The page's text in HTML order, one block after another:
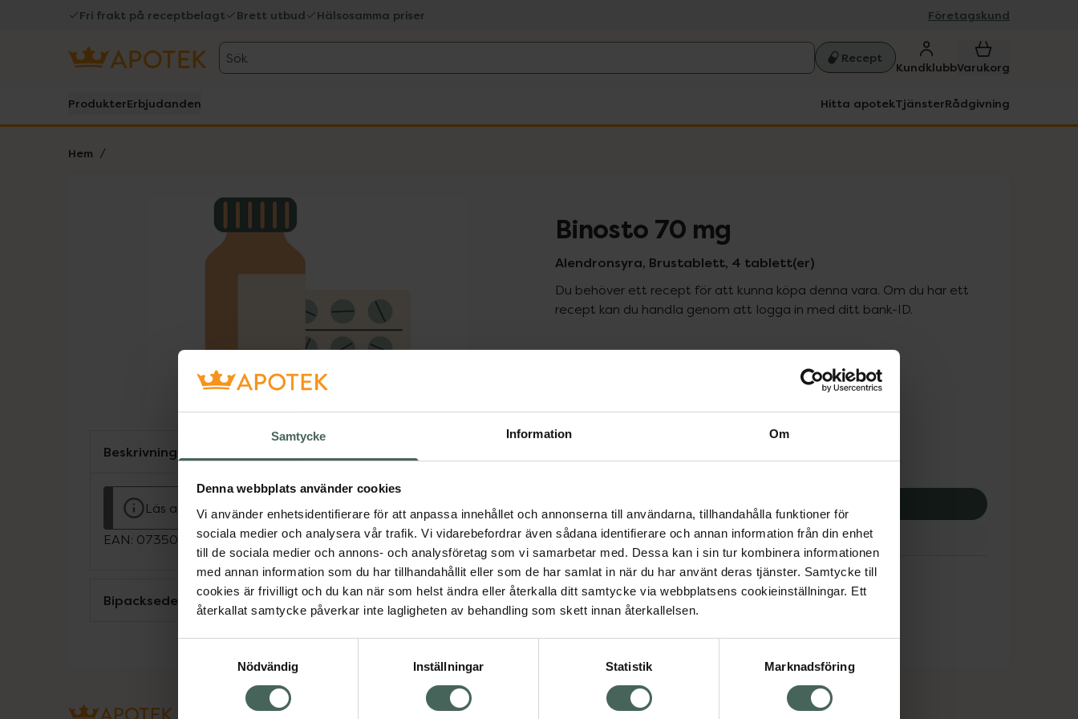
Samtycke Information Om
Denna webbplats använder cookies
Vi använder enhetsidentifierare för att anpassa innehållet och annonserna till användarna, tillhandahålla funktioner för
sociala medier och analysera vår trafik. Vi vidarebefordrar även sådana identifierare och annan information från din enhet
till de sociala medier och annons- och analysföretag som vi samarbetar med. Dessa kan i sin tur kombinera informationen
med annan information som du har tillhandahållit eller som de har samlat in när du har använt deras tjänster. Samtycke till
cookies är frivilligt och du kan när som helst ändra eller återkalla ditt samtycke via webbplatsens cookieinställningar. Ett
återkallat samtycke påverkar inte lagligheten av behandling som skett innan återkallelsen.
Nödvändig
Inställningar Statistik Marknadsföring
Fri frakt på receptbelagt Brett utbud Hälsosamma priser Företagskund
Sök Recept
KundklubbVarukorg
ProdukterErbjudanden Hitta apotekTjänsterRådgivning
Hem
Lista: . Innehåller 1 objekt. Binosto 70 mg
Alendronsyra, Brustablett, 4 tablett(er)
Du behöver ett recept för att kunna köpa denna vara. Om du har ett
recept kan du handla genom att logga in med ditt bank-ID.
Pris med recept
Högkostnadsskyddet gäller inte
241,28 kr
I apotek:241,28 kr
Köp via ditt recept
Aktuella erbjudanden
Beskrivning
Läs alltid bipacksedeln innan användning.
EAN: 07350108060004
Bipacksedel från FASS Visa
Om recept och läkemedel